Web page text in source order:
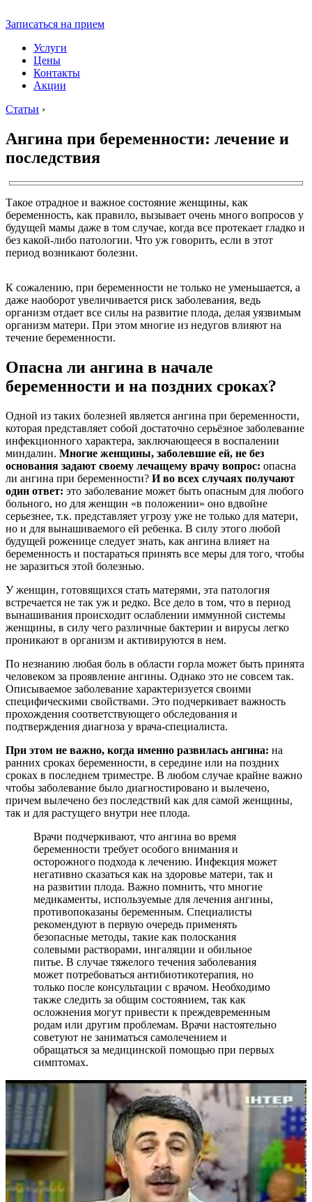
Записаться на прием
Услуги
Цены
Контакты
Акции
Статьи ›
Ангина при беременности: лечение и
последствия
Такое отрадное и важное состояние женщины, как
беременность, как правило, вызывает очень много вопросов у
будущей мамы даже в том случае, когда все протекает гладко и
без какой-либо патологии. Что уж говорить, если в этот
период возникают болезни.
К сожалению, при беременности не только не уменьшается, а
даже наоборот увеличивается риск заболевания, ведь
организм отдает все силы на развитие плода, делая уязвимым
организм матери. При этом многие из недугов влияют на
течение беременности.
Опасна ли ангина в начале
беременности и на поздних сроках?
Одной из таких болезней является ангина при беременности,
которая представляет собой достаточно серьёзное заболевание
инфекционного характера, заключающееся в воспалении
миндалин. Многие женщины, заболевшие ей, не без
основания задают своему лечащему врачу вопрос: опасна
ли ангина при беременности? И во всех случаях получают
один ответ: это заболевание может быть опасным для любого
больного, но для женщин «в положении» оно вдвойне
серьезнее, т.к. представляет угрозу уже не только для матери,
но и для вынашиваемого ей ребенка. В силу этого любой
будущей роженице следует знать, как ангина влияет на
беременность и постараться принять все меры для того, чтобы
не заразиться этой болезнью.
У женщин, готовящихся стать матерями, эта патология
встречается не так уж и редко. Все дело в том, что в период
вынашивания происходит ослаблении иммунной системы
женщины, в силу чего различные бактерии и вирусы легко
проникают в организм и активируются в нем.
По незнанию любая боль в области горла может быть принята
человеком за проявление ангины. Однако это не совсем так.
Описываемое заболевание характеризуется своими
специфическими свойствами. Это подчеркивает важность
прохождения соответствующего обследования и
подтверждения диагноза у врача-специалиста.
При этом не важно, когда именно развилась ангина: на
ранних сроках беременности, в середине или на поздних
сроках в последнем триместре. В любом случае крайне важно
чтобы заболевание было диагностировано и вылечено,
причем вылечено без последствий как для самой женщины,
так и для растущего внутри нее плода.
Врачи подчеркивают, что ангина во время
беременности требует особого внимания и
осторожного подхода к лечению. Инфекция может
негативно сказаться как на здоровье матери, так и
на развитии плода. Важно помнить, что многие
медикаменты, используемые для лечения ангины,
противопоказаны беременным. Специалисты
рекомендуют в первую очередь применять
безопасные методы, такие как полоскания
солевыми растворами, ингаляции и обильное
питье. В случае тяжелого течения заболевания
может потребоваться антибиотикотерапия, но
только после консультации с врачом. Необходимо
также следить за общим состоянием, так как
осложнения могут привести к преждевременным
родам или другим проблемам. Врачи настоятельно
советуют не заниматься самолечением и
обращаться за медицинской помощью при первых
симптомах.